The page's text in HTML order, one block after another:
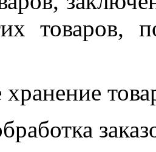
товаров,
хранение